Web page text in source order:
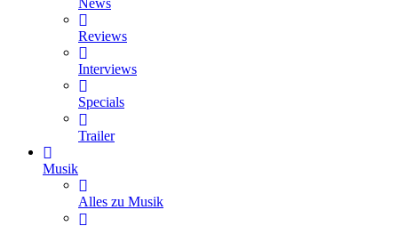
Reviews
Interviews
Specials
Trailer
Musik
Alles zu Musik